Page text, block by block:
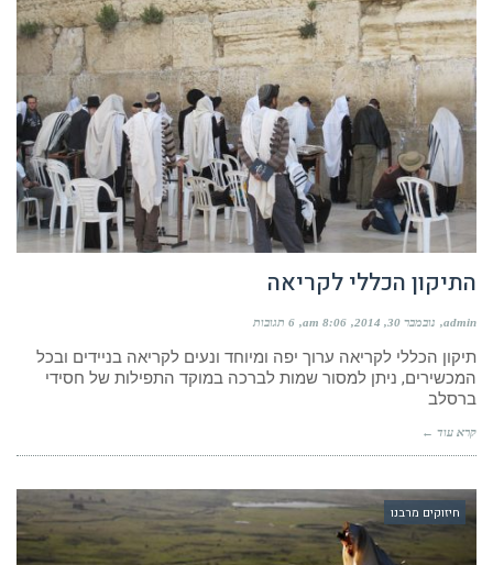
התיקון הכללי לקריאה
admin נובמבר 30, 2014 8:06 am 6 תגובות
תיקון הכללי לקריאה ערוך יפה ומיוחד ונעים לקריאה בניידים ובכל
המכשירים, ניתן למסור שמות לברכה במוקד התפילות של חסידי
ברסלב
קרא עוד ←
חיזוקים מרבנו